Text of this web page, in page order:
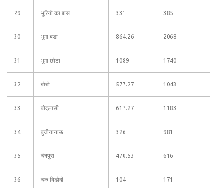
29 भूरियो का बास 331 385
30 भूमा बडा 864.26 2068
31 भूमा छोटा 1089 1740
32 बोची 577.27 1043
33 बोदलासी 617.27 1183
34 बुजीयानाऊ 326 981
35 चैनपुरा 470.53 616
36 चक बिडोदी 104 171